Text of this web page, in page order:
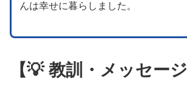
んは幸せに暮らしました。
【💡 教訓・メッセージ